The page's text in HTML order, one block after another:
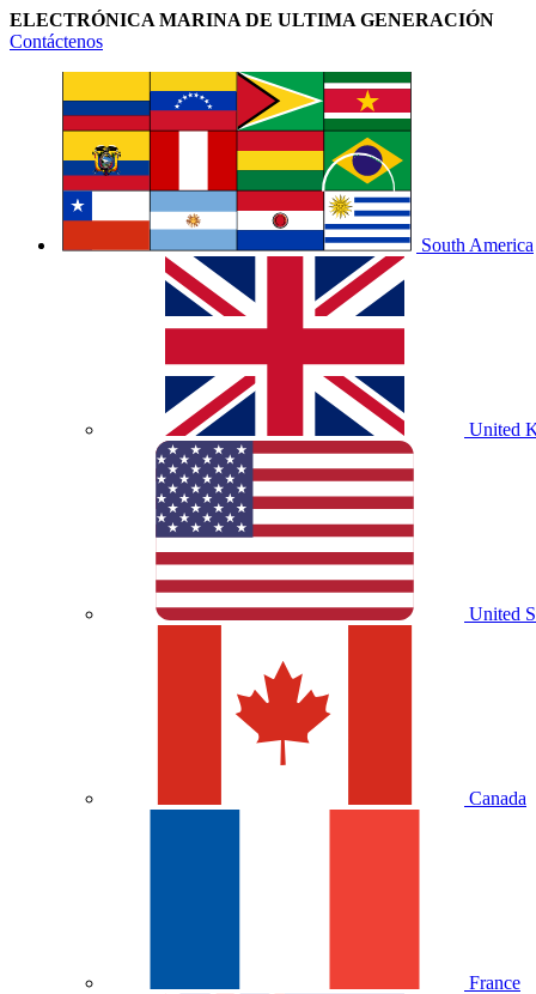
ELECTRÓNICA MARINA DE ULTIMA GENERACIÓN
Contáctenos
South America
United
United
Canada
France